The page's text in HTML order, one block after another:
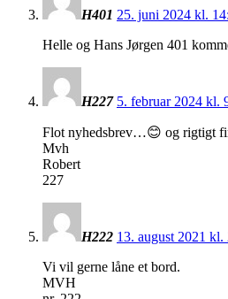
H401 25. juni 2024 kl.
Helle og Hans Jørgen 401
H227 5. februar 2024 kl.
Flot nyhedsbrev…😊 og rigtigt
Mvh
Robert
227
H222 13. august 2021 kl.
Vi vil gerne låne et bord.
MVH